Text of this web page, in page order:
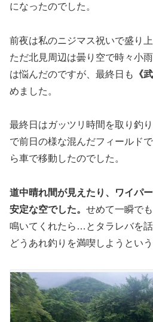
になったのでした。
前夜は私のニジマス祝いで盛り
ただ北見周辺は曇り空で時々小
は悩んだのですが、最終日も
《
めました。
最終日はガッツリ時間を取り釣
で前日の様な混んだフィールド
ら車で移動したのでした。
道中晴れ間が見えたり、ワイパ
安定な空でした。 せめて一瞬で
鳴いてくれたら…とタラレバを話
どうあれ釣りを満喫しようとい